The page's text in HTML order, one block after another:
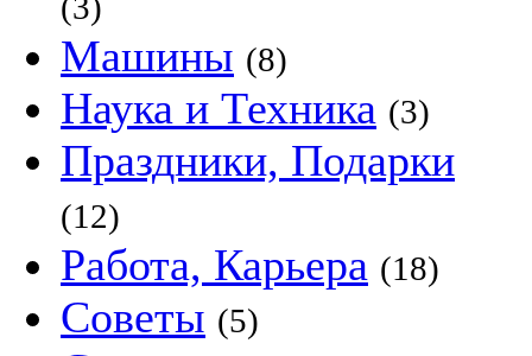
Машины (8)
Наука и Техника (3)
Праздники, Подарки
(12)
Работа, Карьера (18)
Советы (5)